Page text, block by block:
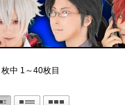
枚中 1～40枚目